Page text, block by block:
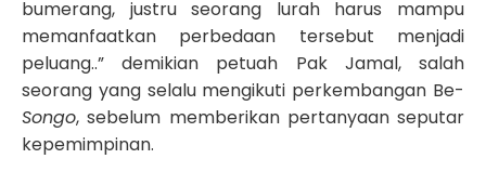
bumerang, justru seorang lurah harus mampu
memanfaatkan perbedaan tersebut menjadi
peluang..” demikian petuah Pak Jamal, salah
seorang yang selalu mengikuti perkembangan Be-
Songo, sebelum memberikan pertanyaan seputar
kepemimpinan.